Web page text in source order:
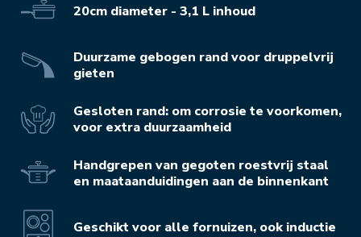
20cm diameter - 3,1 L inhoud
Duurzame gebogen rand voor druppelvrij
gieten
Gesloten rand: om corrosie te voorkomen,
voor extra duurzaamheid
Handgrepen van gegoten roestvrij staal
en maataanduidingen aan de binnenkant
Geschikt voor alle fornuizen, ook inductie